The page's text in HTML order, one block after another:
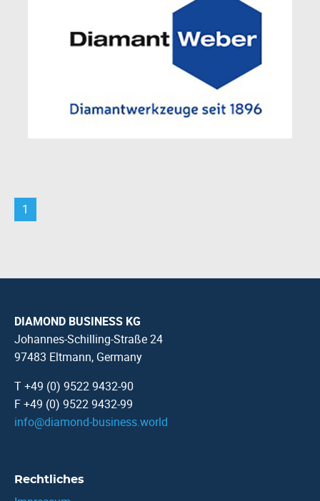
1
DIAMOND BUSINESS KG
Johannes-Schilling-Straße 24
97483 Eltmann, Germany
T +49 (0) 9522 9432-90
F +49 (0) 9522 9432-99
info@diamond-business.world
Rechtliches